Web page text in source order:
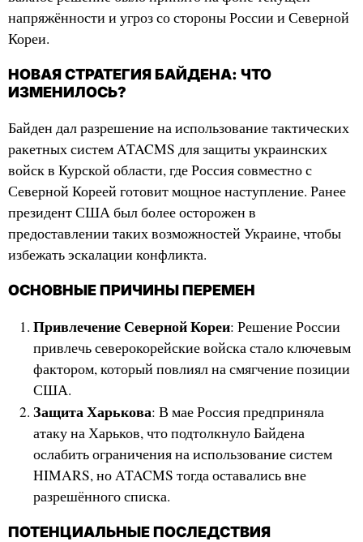
напряжённости и угроз со стороны России и Северной
Кореи.
НОВАЯ СТРАТЕГИЯ БАЙДЕНА: ЧТО
ИЗМЕНИЛОСЬ?
Байден дал разрешение на использование тактических
ракетных систем ATACMS для защиты украинских
войск в Курской области, где Россия совместно с
Северной Кореей готовит мощное наступление. Ранее
президент США был более осторожен в
предоставлении таких возможностей Украине, чтобы
избежать эскалации конфликта.
ОСНОВНЫЕ ПРИЧИНЫ ПЕРЕМЕН
Привлечение Северной Кореи: Решение России
привлечь северокорейские войска стало ключевым
фактором, который повлиял на смягчение позиции
США.
Защита Харькова: В мае Россия предприняла
атаку на Харьков, что подтолкнуло Байдена
ослабить ограничения на использование систем
HIMARS, но ATACMS тогда оставались вне
разрешённого списка.
ПОТЕНЦИАЛЬНЫЕ ПОСЛЕДСТВИЯ